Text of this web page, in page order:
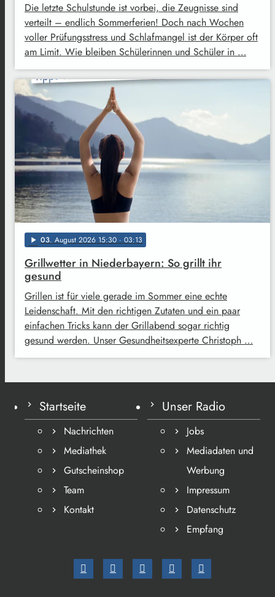
Die letzte Schulstunde ist vorbei, die Zeugnisse sind
verteilt – endlich Sommerferien! Doch nach Wochen
voller Prüfungsstress und Schlafmangel ist der Körper oft
am Limit. Wie bleiben Schülerinnen und Schüler in …
play_arrow 03. August 2026 15:30 · 03:13
Grillwetter in Niederbayern: So grillt ihr
gesund
Grillen ist für viele gerade im Sommer eine echte
Leidenschaft. Mit den richtigen Zutaten und ein paar
einfachen Tricks kann der Grillabend sogar richtig
gesund werden. Unser Gesundheitsexperte Christoph …
Startseite
Nachrichten
Mediathek
Gutscheinshop
Team
Kontakt
Unser Radio
Jobs
Mediadaten und
Werbung
Impressum
Datenschutz
Empfang